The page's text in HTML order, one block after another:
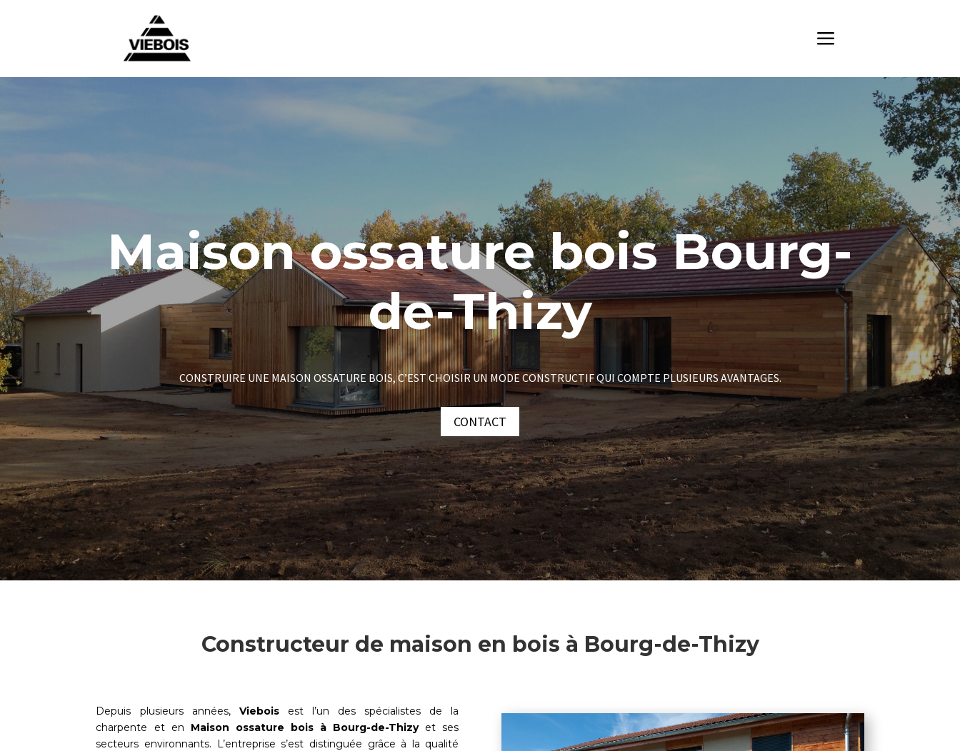
Maison ossature bois Bourg-
de-Thizy
CONSTRUIRE UNE MAISON OSSATURE BOIS, C’EST CHOISIR UN MODE CONSTRUCTIF QUI COMPTE PLUSIEURS AVANTAGES.
CONTACT
Constructeur de maison en bois à Bourg-de-Thizy
Depuis plusieurs années, Vieboisest l’un des spécialistes de la
charpente et en Maison ossature bois à Bourg-de-Thizyet ses
secteurs environnants. L’entreprise s’est distinguée grâce à la qualité